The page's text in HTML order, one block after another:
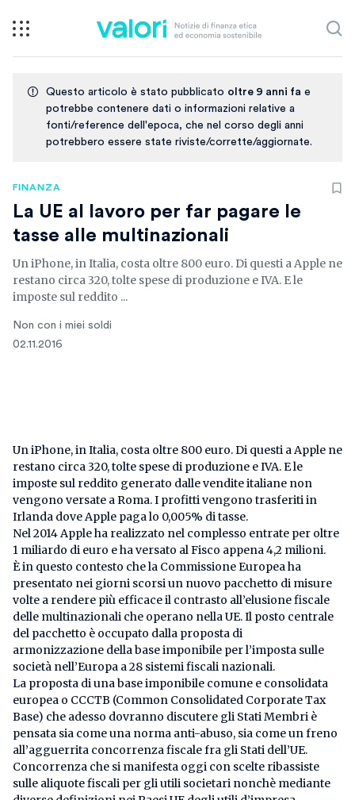
Questo articolo è stato pubblicato oltre 9 anni fa e
potrebbe contenere dati o informazioni relative a
fonti/reference dell'epoca, che nel corso degli anni
potrebbero essere state riviste/corrette/aggiornate.
FINANZA
La UE al lavoro per far pagare le
tasse alle multinazionali
Un iPhone, in Italia, costa oltre 800 euro. Di questi a Apple ne
restano circa 320, tolte spese di produzione e IVA. E le
imposte sul reddito ...
Non con i miei soldi
02.11.2016
Un iPhone, in Italia, costa oltre 800 euro. Di questi a Apple ne
restano circa 320, tolte spese di produzione e IVA. E le
imposte sul reddito generato dalle vendite italiane non
vengono versate a Roma. I profitti vengono trasferiti in
Irlanda dove Apple paga lo 0,005% di tasse.
Nel 2014 Apple ha realizzato nel complesso entrate per oltre
1 miliardo di euro e ha versato al Fisco appena 4,2 milioni.
È in questo contesto che la Commissione Europea ha
presentato nei giorni scorsi un nuovo pacchetto di misure
volte a rendere più efficace il contrasto all’elusione fiscale
delle multinazionali che operano nella UE. Il posto centrale
del pacchetto è occupato dalla proposta di
armonizzazione della base imponibile per l’imposta sulle
società nell’Europa a 28 sistemi fiscali nazionali.
La proposta di una base imponibile comune e consolidata
europea o CCCTB (Common Consolidated Corporate Tax
Base) che adesso dovranno discutere gli Stati Membri è
pensata sia come una norma anti-abuso, sia come un freno
all’agguerrita concorrenza fiscale fra gli Stati dell’UE.
Concorrenza che si manifesta oggi con scelte ribassiste
sulle aliquote fiscali per gli utili societari nonchè mediante